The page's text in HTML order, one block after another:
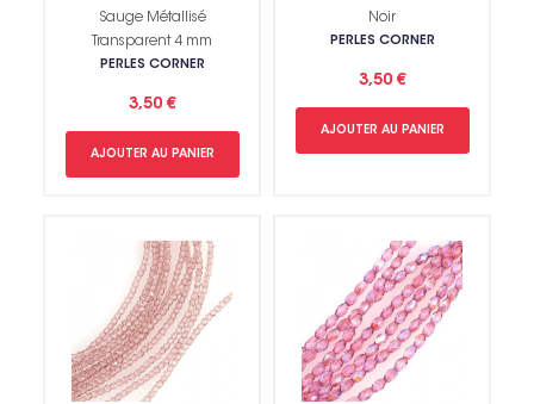
Sauge Métallisé
Transparent 4 mm
PERLES CORNER
3,50 €
AJOUTER AU PANIER
Noir
PERLES CORNER
3,50 €
AJOUTER AU PANIER